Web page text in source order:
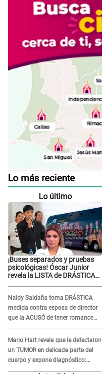
Lo más reciente
Lo último
¡Buses separados y pruebas
psicológicas! Óscar Junior
revela la LISTA de DRÁSTICAS
en 'La Bella Luz' tras caso
Naldy Saldaña
Naldy Saldaña toma DRÁSTICA
medida contra esposa de director
que la ACUSÓ de tener romance
con él: "Muy triste..."
Mario Hart revela que le detectaron
un TUMOR en delicada parte del
cuerpo y expone diagnóstico:
"Dolores muy fuertes..."